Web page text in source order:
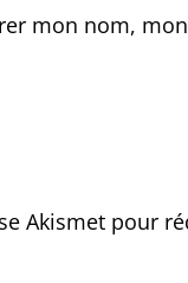
mon nom,
Akismet pour